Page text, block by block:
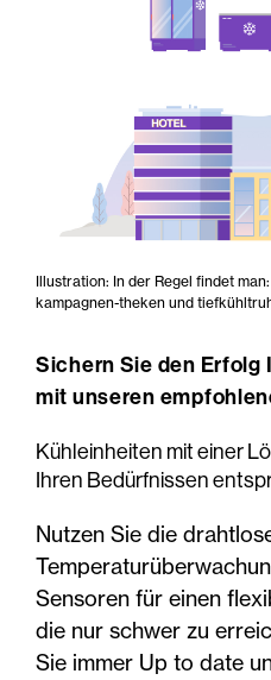
Illustration: In der Regel findet
kampagnen-theken und
Sichern Sie den Erfolg
mit unseren
Kühleinheiten mit einer
Ihren Bedürfnissen
Nutzen Sie die
Sensoren für einen
die nur schwer zu
Sie immer Up to date